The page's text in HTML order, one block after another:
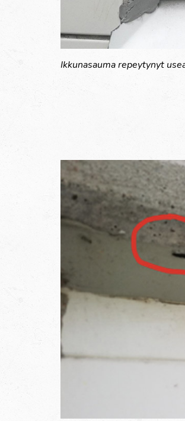
Ikkunasauma repeytynyt